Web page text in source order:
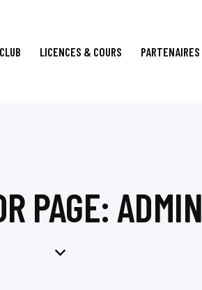
LICENCES & COURS PARTENAIRES
PAGE: ADMIN